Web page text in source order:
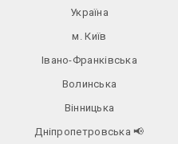
Україна
м. Київ
Івано-Франківська
Волинська
Вінницька
Дніпропетровська📢